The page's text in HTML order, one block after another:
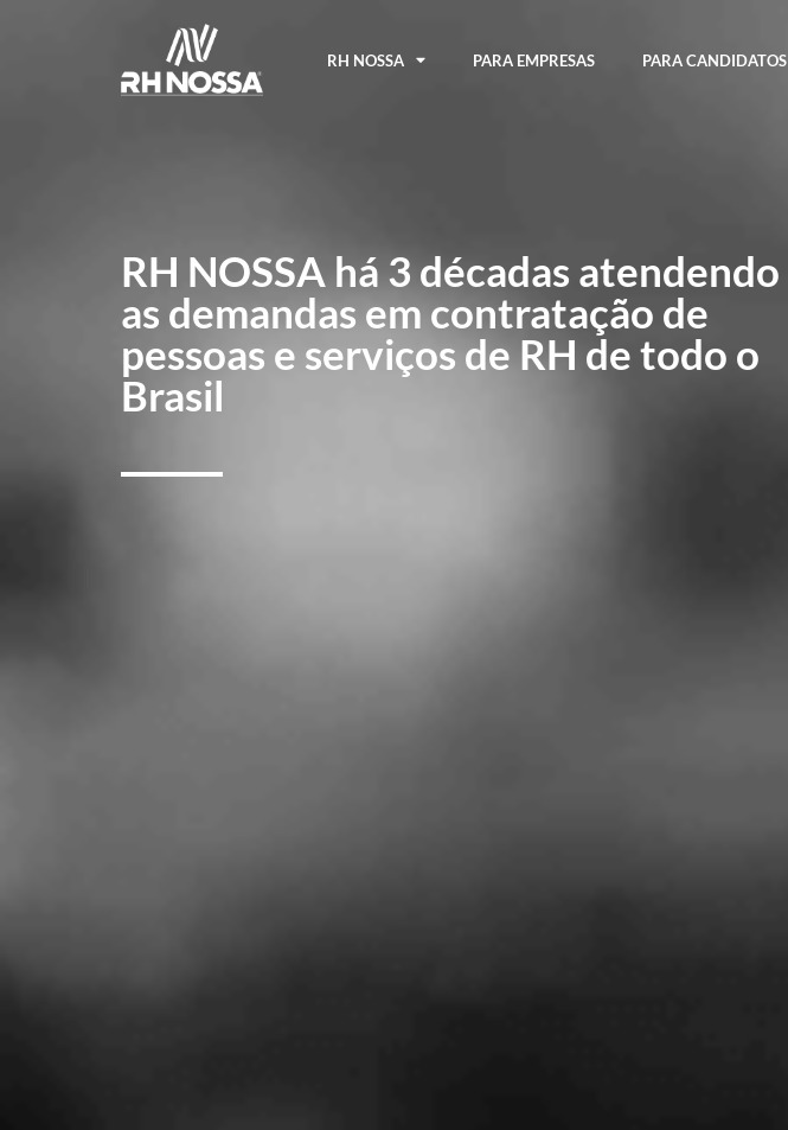
RH NOSSA PARA EMPRESAS PARA CANDIDATOS
RH NOSSA há 3 décadas atendendo
as demandas em contratação de
pessoas e serviços de RH de todo o
Brasil